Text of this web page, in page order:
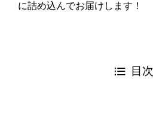
に詰め込んでお届けします！
目次